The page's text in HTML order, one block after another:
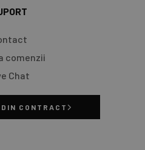
comenzii
Chat
CONTRACT